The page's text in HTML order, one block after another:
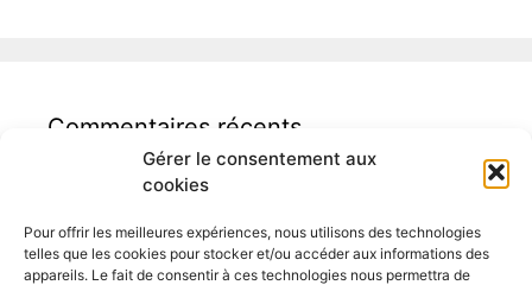
Gérer le consentement aux
cookies
Pour offrir les meilleures expériences, nous utilisons des technologies
telles que les cookies pour stocker et/ou accéder aux informations des
appareils. Le fait de consentir à ces technologies nous permettra de
Commentaires récents